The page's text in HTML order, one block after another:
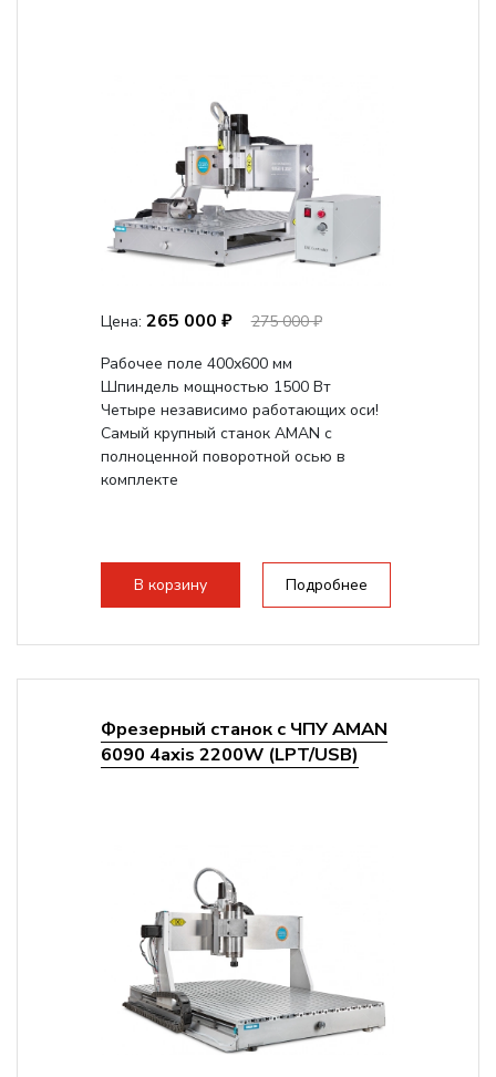
Цена: 265 000 ₽
275 000 ₽
Рабочее поле 400х600 мм
Шпиндель мощностью 1500 Вт
Четыре независимо работающих оси!
Самый крупный станок AMAN с
полноценной поворотной осью в
комплекте
В корзину Подробнее
Фрезерный станок с ЧПУ AMAN
6090 4axis 2200W (LPT/USB)